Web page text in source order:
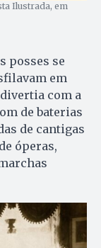
Ilustrada, em
posses se
em
com a
de baterias
de cantigas
óperas,